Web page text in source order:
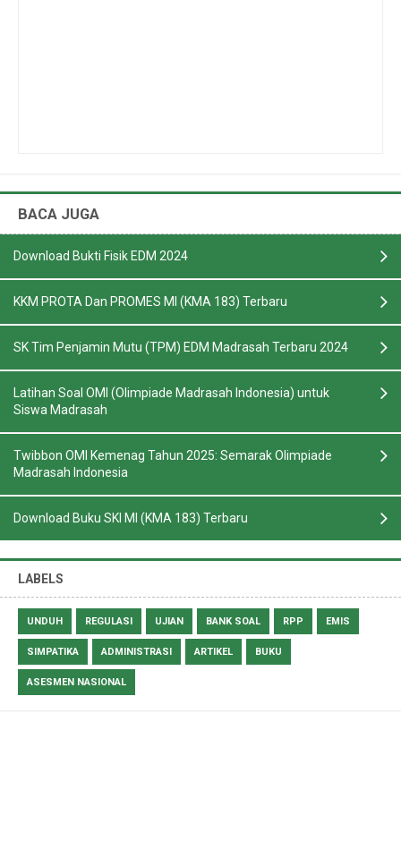
BACA JUGA
Download Bukti Fisik EDM 2024
KKM PROTA Dan PROMES MI (KMA 183) Terbaru
SK Tim Penjamin Mutu (TPM) EDM Madrasah Terbaru 2024
Latihan Soal OMI (Olimpiade Madrasah Indonesia) untuk
Siswa Madrasah
Twibbon OMI Kemenag Tahun 2025: Semarak Olimpiade
Madrasah Indonesia
Download Buku SKI MI (KMA 183) Terbaru
LABELS
UNDUH REGULASI UJIAN BANK SOAL RPP EMIS
SIMPATIKA ADMINISTRASI ARTIKEL BUKU
ASESMEN NASIONAL